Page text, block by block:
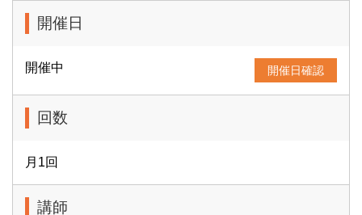
開催日
開催中 開催日確認
回数
月1回
講師